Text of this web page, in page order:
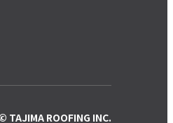
© TAJIMA ROOFING INC.